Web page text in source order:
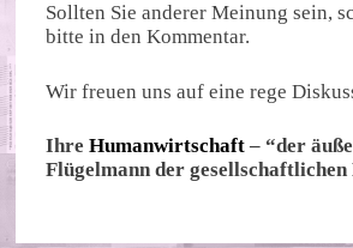
Sollten Sie anderer Meinung sein,
bitte in den Kommentar.
Wir freuen uns auf eine rege
IhreHumanwirtschaft – “der
Flügelmann der